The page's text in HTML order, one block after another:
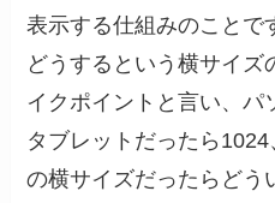
表示する仕組みのことで
どうするという横サイズ
イクポイントと言い、パ
タブレットだったら1024
の横サイズだったらどう